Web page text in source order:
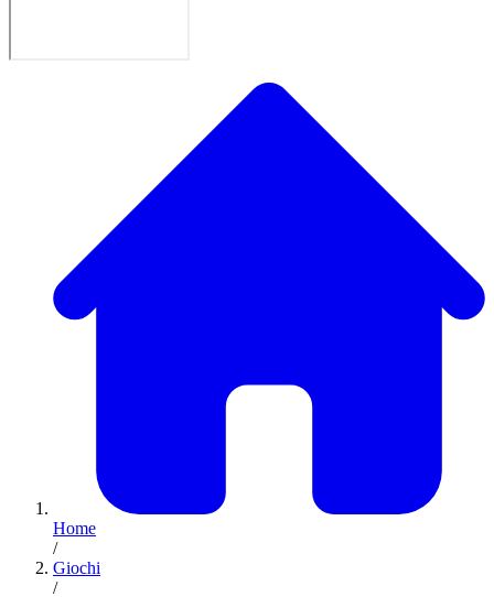
Home
/
Giochi
/